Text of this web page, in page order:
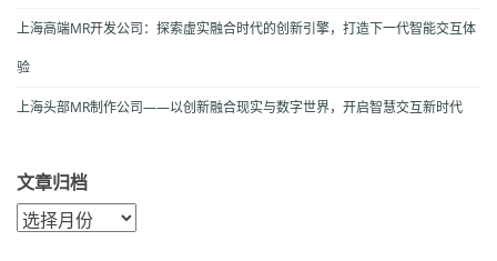
上海高端MR开发公司：探索虚实融合时代的创新引擎，打造下一代智能交互体
验
上海头部MR制作公司——以创新融合现实与数字世界，开启智慧交互新时代
文章归档
文
章